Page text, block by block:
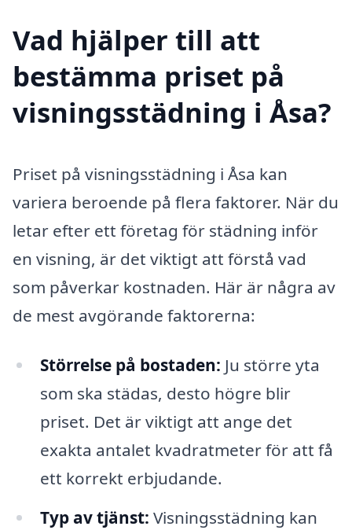
Vad hjälper till att
bestämma priset på
visningsstädning i Åsa?
Priset på visningsstädning i Åsa kan
variera beroende på flera faktorer. När du
letar efter ett företag för städning inför
en visning, är det viktigt att förstå vad
som påverkar kostnaden. Här är några av
de mest avgörande faktorerna:
Störrelse på bostaden: Ju större yta
som ska städas, desto högre blir
priset. Det är viktigt att ange det
exakta antalet kvadratmeter för att få
ett korrekt erbjudande.
Typ av tjänst: Visningsstädning kan